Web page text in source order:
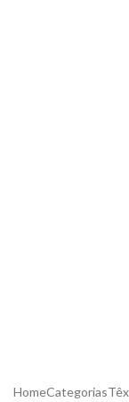
HomeCategorias